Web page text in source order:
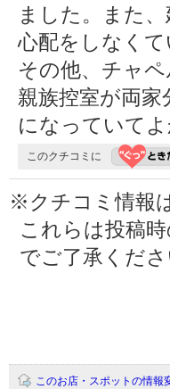
ました。また
心配をしなく
その他、チャ
親族控室が両
になっていて
このクチコミに
※クチコミ情報
これらは投稿
でご了承くださ
このお店・スポットの情報